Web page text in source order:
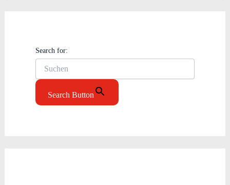
Search for:
Search Button